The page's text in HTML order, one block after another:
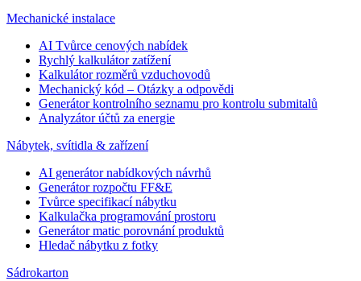
Mechanické instalace
AI Tvůrce cenových nabídek
Rychlý kalkulátor zatížení
Kalkulátor rozměrů vzduchovodů
Mechanický kód – Otázky a odpovědi
Generátor kontrolního seznamu pro kontrolu submitalů
Analyzátor účtů za energie
Nábytek, svítidla & zařízení
AI generátor nabídkových návrhů
Generátor rozpočtu FF&E
Tvůrce specifikací nábytku
Kalkulačka programování prostoru
Generátor matic porovnání produktů
Hledač nábytku z fotky
Sádrokarton